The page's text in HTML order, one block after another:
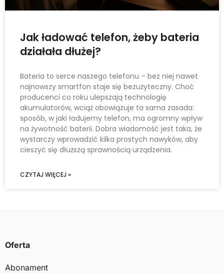
Jak ładować telefon, żeby bateria
działała dłużej?
Bateria to serce naszego telefonu – bez niej nawet
najnowszy smartfon staje się bezużyteczny. Choć
producenci co roku ulepszają technologię
akumulatorów, wciąż obowiązuje ta sama zasada:
sposób, w jaki ładujemy telefon, ma ogromny wpływ
na żywotność baterii. Dobra wiadomość jest taka, że
wystarczy wprowadzić kilka prostych nawyków, aby
cieszyć się dłuższą sprawnością urządzenia.
CZYTAJ WIĘCEJ »
Oferta
Abonament